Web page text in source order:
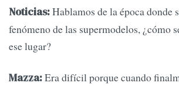
Noticias:Hablamos de la época donde
fenómeno de las supermodelos, ¿cómo
ese lugar?
Mazza:Era difícil porque cuando